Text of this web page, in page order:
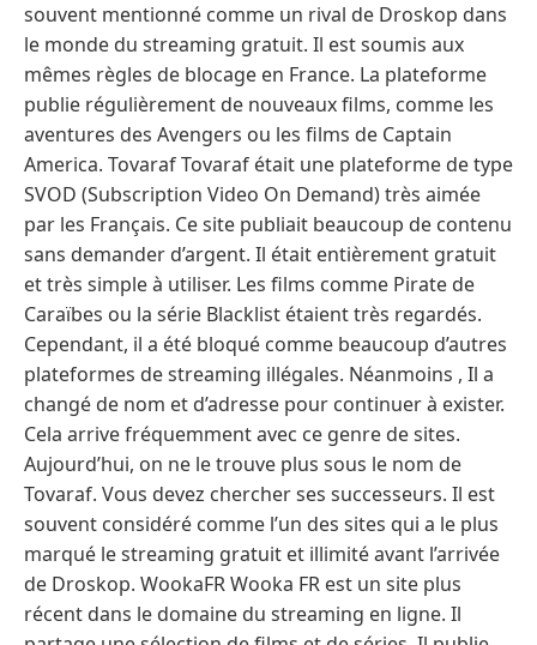
souvent mentionné comme un rival de Droskop dans
le monde du streaming gratuit. Il est soumis aux
mêmes règles de blocage en France. La plateforme
publie régulièrement de nouveaux films, comme les
aventures des Avengers ou les films de Captain
America. Tovaraf Tovaraf était une plateforme de type
SVOD (Subscription Video On Demand) très aimée
par les Français. Ce site publiait beaucoup de contenu
sans demander d’argent. Il était entièrement gratuit
et très simple à utiliser. Les films comme Pirate de
Caraïbes ou la série Blacklist étaient très regardés.
Cependant, il a été bloqué comme beaucoup d’autres
plateformes de streaming illégales. Néanmoins , Il a
changé de nom et d’adresse pour continuer à exister.
Cela arrive fréquemment avec ce genre de sites.
Aujourd’hui, on ne le trouve plus sous le nom de
Tovaraf. Vous devez chercher ses successeurs. Il est
souvent considéré comme l’un des sites qui a le plus
marqué le streaming gratuit et illimité avant l’arrivée
de Droskop. WookaFR Wooka FR est un site plus
récent dans le domaine du streaming en ligne. Il